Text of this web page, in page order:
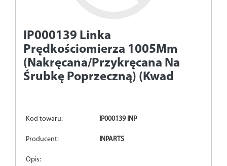
IP000139 Linka
Prędkościomierza 1005Mm
(Nakręcana/Przykręcana Na
Śrubkę Poprzeczną) (Kwad
Kod towaru: IP000139 INP
Producent: INPARTS
Opis: